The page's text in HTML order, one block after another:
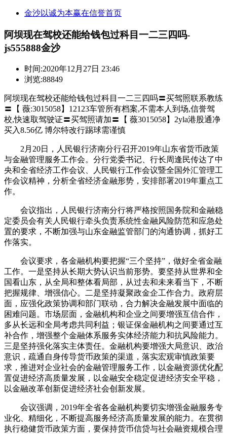
金沙以诚为本赢在信誉首页
阿坝现在驾校还能给钱包过科目一二三四吗-
js555888金沙
时间:2020年12月27日 23:46
浏览:88849
阿坝现在驾校还能给钱包过科目一二三四吗〓买驾照联系教练
〓【 薇:3015058】12123车管所有档案,不需本人到场,信誉驾
校,快速取驾驶证〓买驾照请加〓【 薇3015058】2yla港股通净
买入8.56亿 博尔特改行踢球需谨慎
2月20日，人民银行济南分行召开2019年山东省货币政策
与金融管理服务工作会。分行党委书记、行长周逢民传达了中
央和全省经济工作会议、人民银行工作会议暨全国外汇管理工
作会议精神，分析全省经济金融形势，安排部署2019年重点工
作。
会议指出，人民银行济南分行将严格按照国务院和金融稳
定委员会有关人民银行牵头负责系统性金融风险防范和应急处
置的要求，不断加强与山东金融监管部门的沟通协调，抓好工
作落实。
会议要求，各金融机构要把握“三个坚持”，做好全省金融
工作。一是坚持从长期大势认识当前形势。要坚持从世界和全
国看山东，从全局和整体看局部，从过去和未来看当下，不断
把握规律、增强信心。二是坚持凝聚政金企工作合力。政府层
面，应强化政策协调和部门联动，合力解决金融发展中面临的
困难问题。市场层面，金融机构和企业之间要增强互信合作，
多从长远和全局考虑共同利益；银证保金融机构之间要通过互
补合作，增强整个金融体系服务实体经济能力和抗风险能力。
三是坚持强化落实主体责任。金融机构要增强大局意识、政治
意识，疏通自身传导货币政策的渠道，落实宏观审慎政策要
求，推进对企业社会的金融管理服务工作，以金融资源优化配
置促进经济高质量发展，以金融安全稳定促进经济安全平稳，
以金融改革创新促进经济社会创新发展。
会议强调，2019年全省各金融机构要切实增强金融服务专
业化、精细化，不断提高服务经济高质量发展的能力。在贯彻
执行稳健货币政策方面，要保持货币信贷与社会融资规模合理